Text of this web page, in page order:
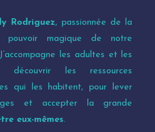
Rodriguez, passionnée de la
magique de notre
les adultes et les
découvrir les ressources
qui les habitent, pour lever
et accepter la grande
eux-mêmes.